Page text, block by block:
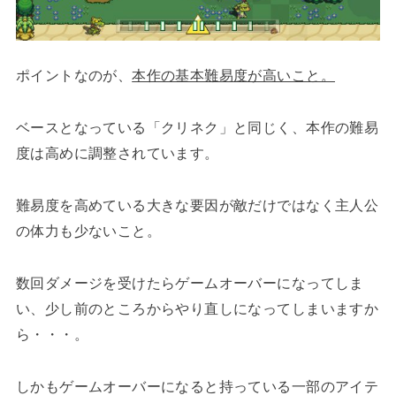
ポイントなのが、本作の基本難易度が高いこと。
ベースとなっている「クリネク」と同じく、本作の難易
度は高めに調整されています。
難易度を高めている大きな要因が敵だけではなく主人公
の体力も少ないこと。
数回ダメージを受けたらゲームオーバーになってしま
い、少し前のところからやり直しになってしまいますか
ら・・・。
しかもゲームオーバーになると持っている一部のアイテ